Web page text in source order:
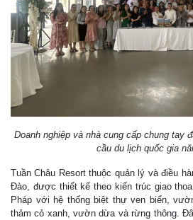
Doanh nghiệp và nhà cung cấp chung tay
cầu du lịch quốc gia
Tuần Châu Resort thuộc quản lý và điều
Đào, được thiết kế theo kiến trúc giao
Pháp với hệ thống biệt thự ven biển,
thảm cỏ xanh, vườn dừa và rừng thông.